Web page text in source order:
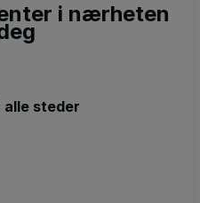
i nærheten
alle steder